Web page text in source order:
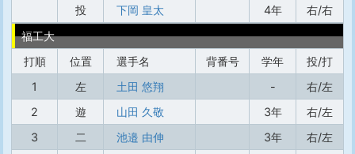
投
下岡 皇太 4年
右/右
福工大
打順
位置 選手名 背番号 学年
投/打
1
左 土田 悠翔 -
右/左
2
遊 山田 久敬 3年
右/左
3
二 池邉 由伸 3年
右/左